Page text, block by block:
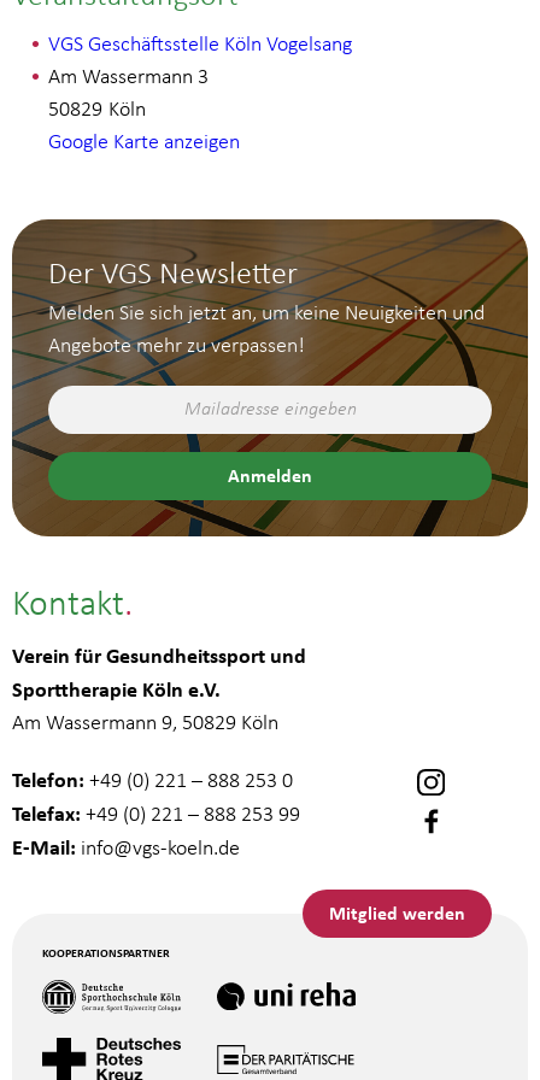
VGS Geschäftsstelle Köln Vogelsang
Am Wassermann 3
Köln
50829
Google Karte anzeigen
Der VGS Newsletter
Melden Sie sich jetzt an, um keine Neuigkeiten und
Angebote mehr zu verpassen!
Kontakt
Verein für Gesundheitssport und
Sporttherapie Köln e.V.
Am Wassermann 9, 50829 Köln
Telefon: +49 (0) 221 – 888 253 0
Telefax: +49 (0) 221 – 888 253 99
E-Mail: info@vgs-koeln.de
Mitglied werden
KOOPERATIONSPARTNER